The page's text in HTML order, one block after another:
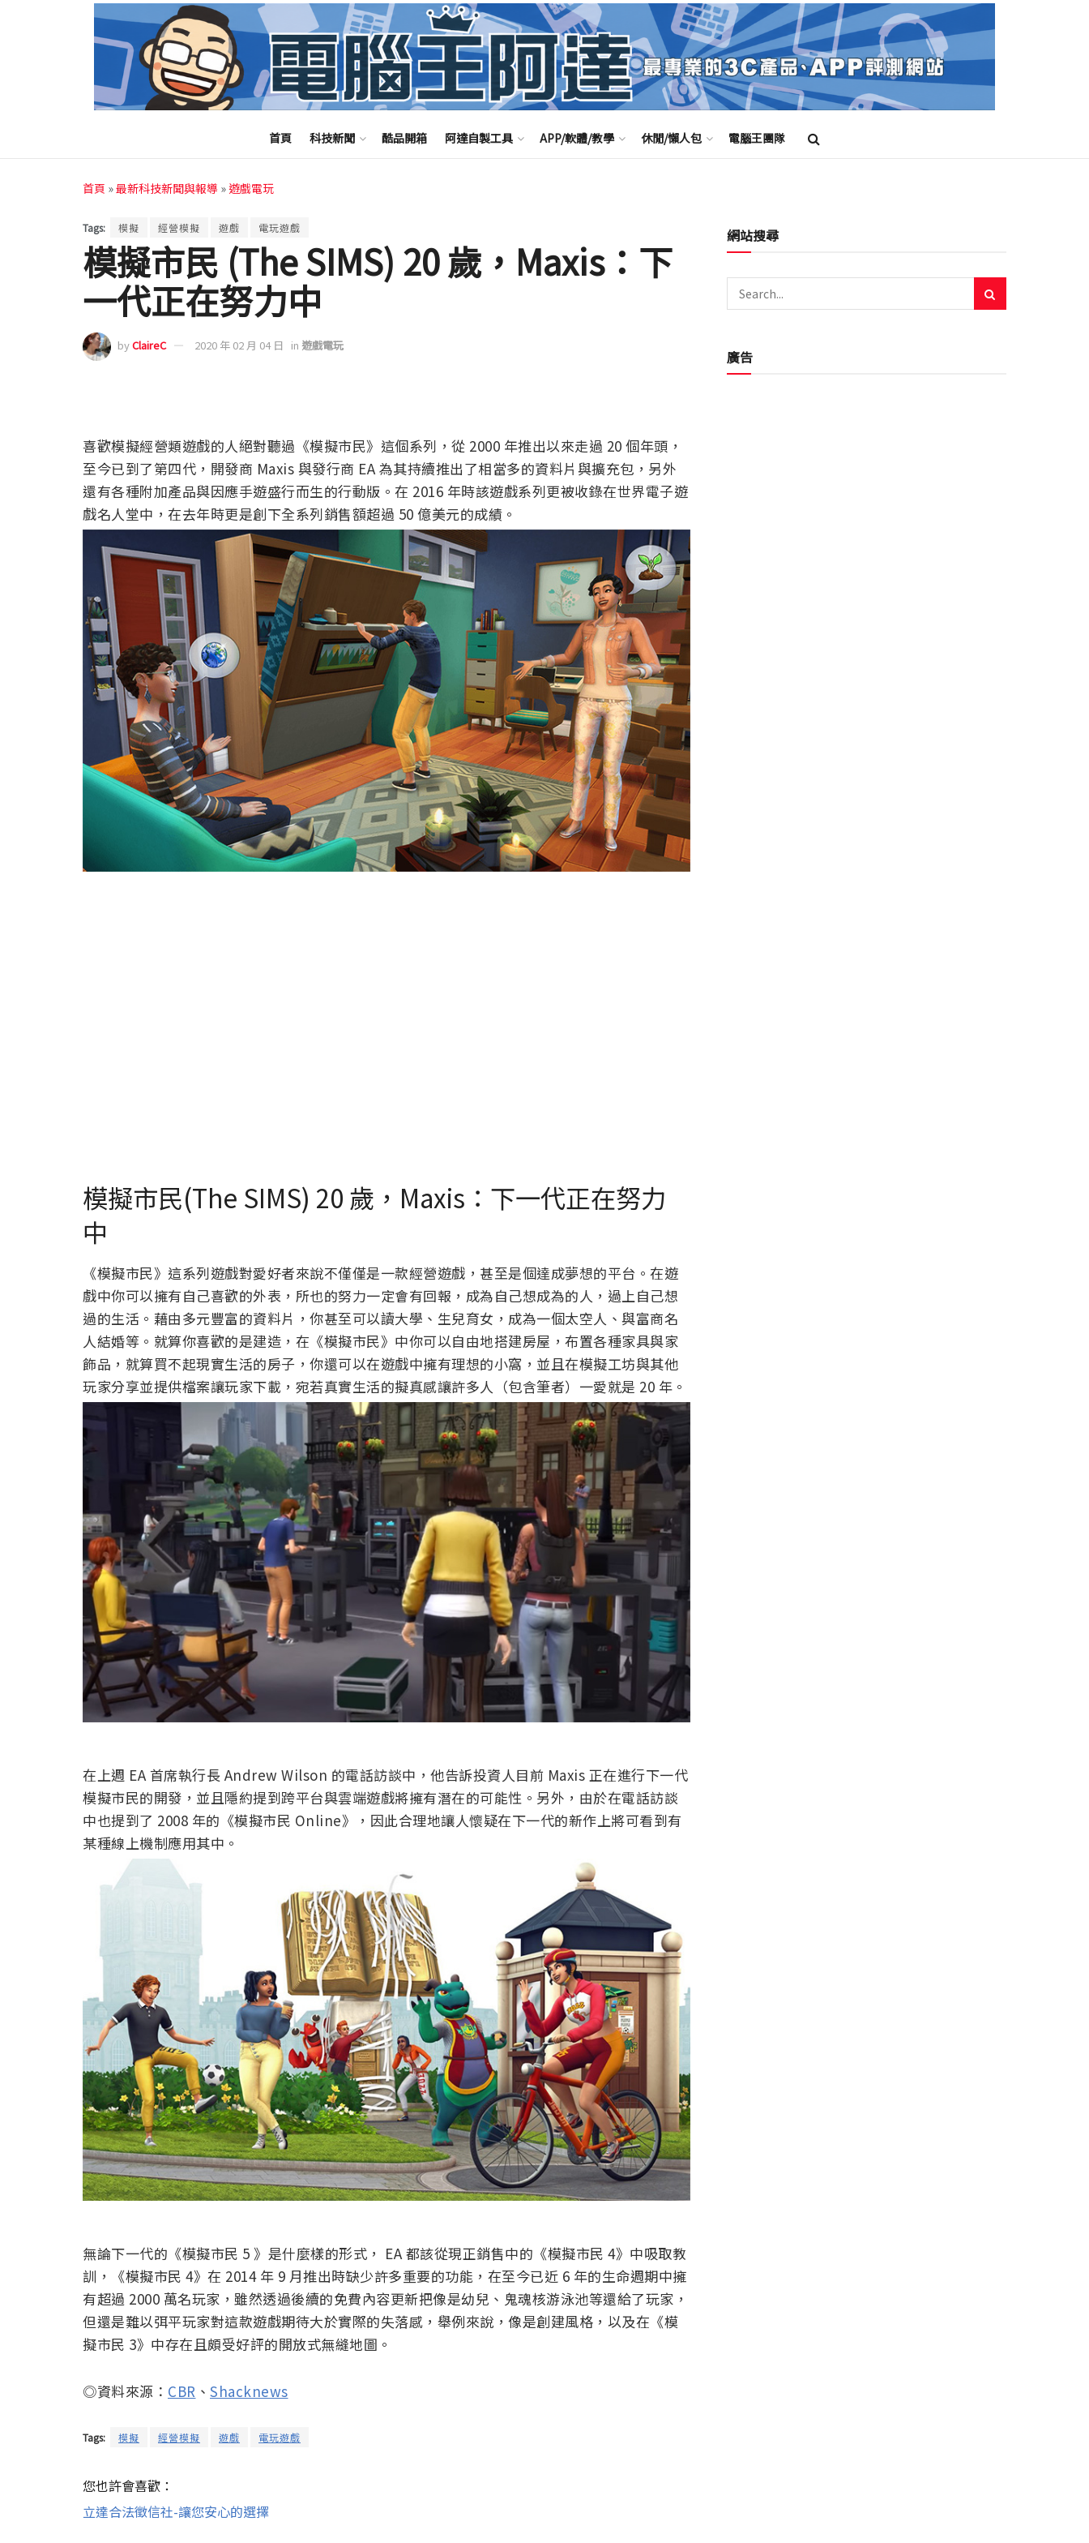
首頁 科技新聞 酷品開箱 阿達自製工具 APP/軟體/教學 休閒/懶人包 電腦王團隊
首頁 »最新科技新聞與報導 »遊戲電玩
Tags: 模擬 經營模擬 遊戲 電玩遊戲
模擬市民 (The SIMS) 20 歲，Maxis：下
一代正在努力中
byClaireC 2020 年 02 月 04 日 in 遊戲電玩
喜歡模擬經營類遊戲的人絕對聽過《模擬市民》這個系列，從 2000 年推出以來走過 20 個年頭，
至今已到了第四代，開發商 Maxis 與發行商 EA 為其持續推出了相當多的資料片與擴充包，另外
還有各種附加產品與因應手遊盛行而生的行動版。在 2016 年時該遊戲系列更被收錄在世界電子遊
戲名人堂中，在去年時更是創下全系列銷售額超過 50 億美元的成績。
模擬市民(The SIMS) 20 歲，Maxis：下一代正在努力
中
《模擬市民》這系列遊戲對愛好者來說不僅僅是一款經營遊戲，甚至是個達成夢想的平台。在遊
戲中你可以擁有自己喜歡的外表，所也的努力一定會有回報，成為自己想成為的人，過上自己想
過的生活。藉由多元豐富的資料片，你甚至可以讀大學、生兒育女，成為一個太空人、與富商名
人結婚等。就算你喜歡的是建造，在《模擬市民》中你可以自由地搭建房屋，布置各種家具與家
飾品，就算買不起現實生活的房子，你還可以在遊戲中擁有理想的小窩，並且在模擬工坊與其他
玩家分享並提供檔案讓玩家下載，宛若真實生活的擬真感讓許多人（包含筆者）一愛就是 20 年。
在上週 EA 首席執行長 Andrew Wilson 的電話訪談中，他告訴投資人目前 Maxis 正在進行下一代
模擬市民的開發，並且隱約提到跨平台與雲端遊戲將擁有潛在的可能性。另外，由於在電話訪談
中也提到了 2008 年的《模擬市民 Online》，因此合理地讓人懷疑在下一代的新作上將可看到有
某種線上機制應用其中。
無論下一代的《模擬市民 5 》是什麼樣的形式， EA 都該從現正銷售中的《模擬市民 4》中吸取教
訓，《模擬市民 4》在 2014 年 9 月推出時缺少許多重要的功能，在至今已近 6 年的生命週期中擁
有超過 2000 萬名玩家，雖然透過後續的免費內容更新把像是幼兒、鬼魂核游泳池等還給了玩家，
但還是難以弭平玩家對這款遊戲期待大於實際的失落感，舉例來說，像是創建風格，以及在《模
擬市民 3》中存在且頗受好評的開放式無縫地圖。
◎資料來源： CBR 、 Shacknews
Tags: 模擬 經營模擬 遊戲 電玩遊戲
您也許會喜歡：
立達合法徵信社-讓您安心的選擇
網站搜尋
廣告